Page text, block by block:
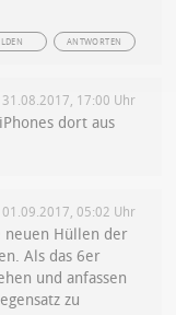
ANTWORTEN
31.08.2017, 17:00 Uhr
dort aus
01.09.2017, 05:02 Uhr
neuen Hüllen der
Als das 6er
und anfassen
zu